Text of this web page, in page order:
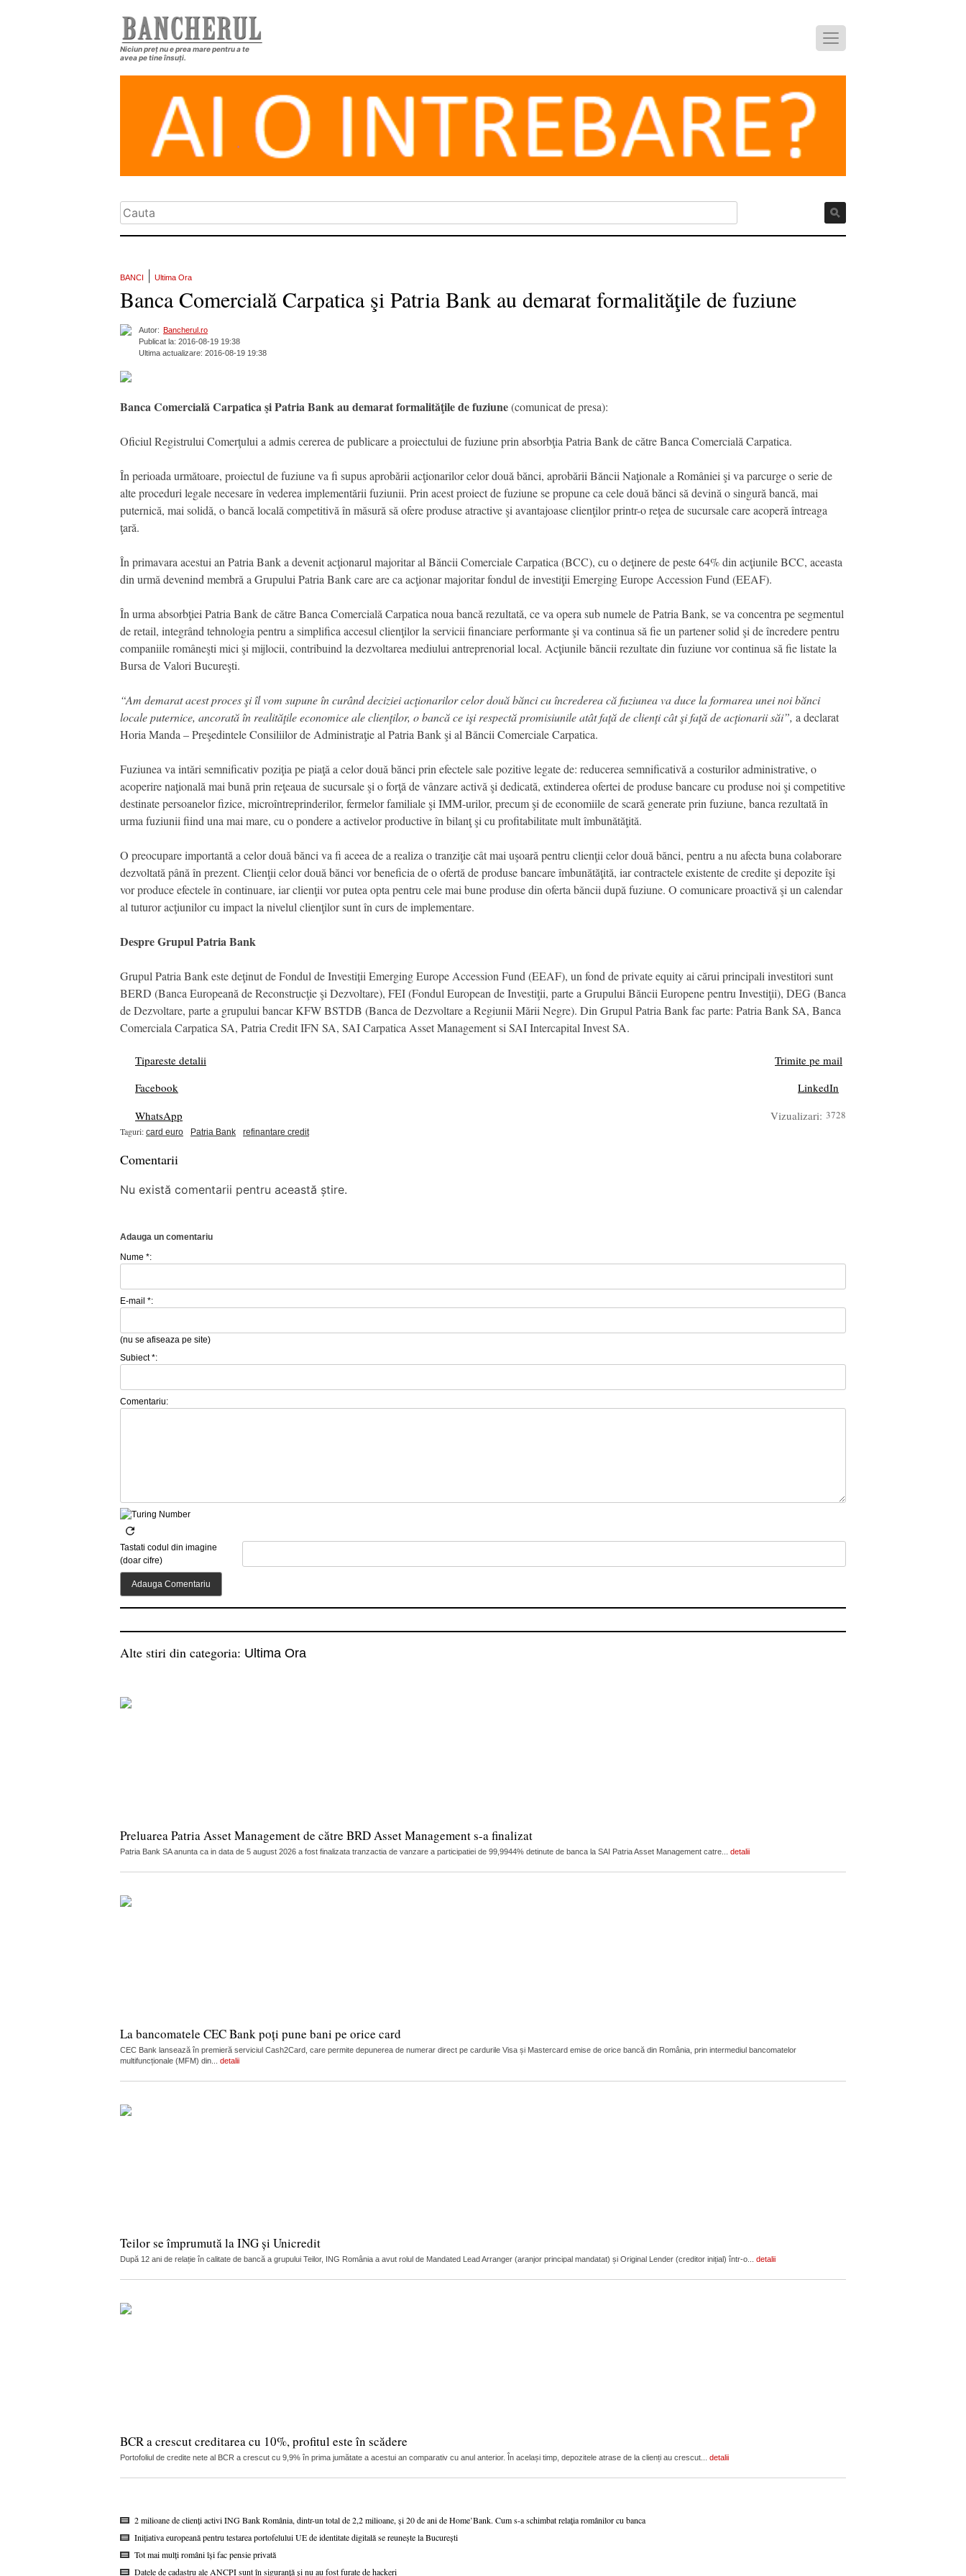
Niciun preț nu e prea mare pentru a te
avea pe tine însuți.
BANCI Ultima Ora
Banca Comercială Carpatica şi Patria Bank au demarat formalităţile de fuziune
Autor:
Bancherul.ro
Publicat la: 2016-08-19 19:38
Ultima actualizare: 2016-08-19 19:38
Banca Comercială Carpatica şi Patria Bank au demarat formalităţile de fuziune(comunicat de presa):
Oficiul Registrului Comerţului a admis cererea de publicare a proiectului de fuziune prin absorbţia Patria Bank de către Banca Comercială Carpatica.
În perioada următoare, proiectul de fuziune va fi supus aprobării acţionarilor celor două bănci, aprobării Băncii Naţionale a României şi va parcurge o serie de
alte proceduri legale necesare în vederea implementării fuziunii. Prin acest proiect de fuziune se propune ca cele două bănci să devină o singură bancă, mai
puternică, mai solidă, o bancă locală competitivă în măsură să ofere produse atractive şi avantajoase clienţilor printr-o reţea de sucursale care acoperă întreaga
ţară.
În primavara acestui an Patria Bank a devenit acţionarul majoritar al Băncii Comerciale Carpatica (BCC), cu o deţinere de peste 64% din acţiunile BCC, aceasta
din urmă devenind membră a Grupului Patria Bank care are ca acţionar majoritar fondul de investiţii Emerging Europe Accession Fund (EEAF).
În urma absorbţiei Patria Bank de către Banca Comercială Carpatica noua bancă rezultată, ce va opera sub numele de Patria Bank, se va concentra pe segmentul
de retail, integrând tehnologia pentru a simplifica accesul clienţilor la servicii financiare performante şi va continua să fie un partener solid şi de încredere pentru
companiile româneşti mici şi mijlocii, contribuind la dezvoltarea mediului antreprenorial local. Acţiunile băncii rezultate din fuziune vor continua să fie listate la
Bursa de Valori Bucureşti.
“Am demarat acest proces şi îl vom supune în curând deciziei acţionarilor celor două bănci cu încrederea că fuziunea va duce la formarea unei noi bănci
locale puternice, ancorată în realităţile economice ale clienţilor, o bancă ce işi respectă promisiunile atât faţă de clienţi cât şi faţă de acţionarii săi”, a declarat
Horia Manda – Preşedintele Consiliilor de Administraţie al Patria Bank şi al Băncii Comerciale Carpatica.
Fuziunea va intări semnificativ poziţia pe piaţă a celor două bănci prin efectele sale pozitive legate de: reducerea semnificativă a costurilor administrative, o
acoperire naţională mai bună prin reţeaua de sucursale şi o forţă de vânzare activă şi dedicată, extinderea ofertei de produse bancare cu produse noi şi competitive
destinate persoanelor fizice, microîntreprinderilor, fermelor familiale şi IMM-urilor, precum şi de economiile de scară generate prin fuziune, banca rezultată în
urma fuziunii fiind una mai mare, cu o pondere a activelor productive în bilanţ şi cu profitabilitate mult îmbunătăţită.
O preocupare importantă a celor două bănci va fi aceea de a realiza o tranziţie cât mai uşoară pentru clienţii celor două bănci, pentru a nu afecta buna colaborare
dezvoltată până în prezent. Clienţii celor două bănci vor beneficia de o ofertă de produse bancare îmbunătăţită, iar contractele existente de credite şi depozite îşi
vor produce efectele în continuare, iar clienţii vor putea opta pentru cele mai bune produse din oferta băncii după fuziune. O comunicare proactivă şi un calendar
al tuturor acţiunilor cu impact la nivelul clienţilor sunt în curs de implementare.
Despre Grupul Patria Bank
Grupul Patria Bank este deţinut de Fondul de Investiții Emerging Europe Accession Fund (EEAF), un fond de private equity ai cărui principali investitori sunt
BERD (Banca Europeană de Reconstrucţie şi Dezvoltare), FEI (Fondul European de Investiţii, parte a Grupului Băncii Europene pentru Investiţii), DEG (Banca
de Dezvoltare, parte a grupului bancar KFW BSTDB (Banca de Dezvoltare a Regiunii Mării Negre). Din Grupul Patria Bank fac parte: Patria Bank SA, Banca
Comerciala Carpatica SA, Patria Credit IFN SA, SAI Carpatica Asset Management si SAI Intercapital Invest SA.
Tipareste detalii
Trimite pe mail
Facebook
LinkedIn
WhatsApp
Vizualizari: 3728
Taguri: card euro Patria Bank refinantare credit
Comentarii
Nu există comentarii pentru această știre.
Adauga un comentariu
Nume *:
E-mail *:
(nu se afiseaza pe site)
Subiect *:
Comentariu:
Tastati codul din imagine
(doar cifre)
Alte stiri din categoria: Ultima Ora
Preluarea Patria Asset Management de către BRD Asset Management s-a finalizat
Patria Bank SA anunta ca in data de 5 august 2026 a fost finalizata tranzactia de vanzare a participatiei de 99,9944% detinute de banca la SAI Patria Asset Management catre... detalii
La bancomatele CEC Bank poți pune bani pe orice card
CEC Bank lansează în premieră serviciul Cash2Card, care permite depunerea de numerar direct pe cardurile Visa și Mastercard emise de orice bancă din România, prin intermediul bancomatelor
multifuncționale (MFM) din... detalii
Teilor se împrumută la ING și Unicredit
După 12 ani de relație în calitate de bancă a grupului Teilor, ING România a avut rolul de Mandated Lead Arranger (aranjor principal mandatat) și Original Lender (creditor inițial) într-o... detalii
BCR a crescut creditarea cu 10%, profitul este în scădere
Portofoliul de credite nete al BCR a crescut cu 9,9% în prima jumătate a acestui an comparativ cu anul anterior. În același timp, depozitele atrase de la clienți au crescut... detalii
2 milioane de clienți activi ING Bank România, dintr-un total de 2,2 milioane, și 20 de ani de Home’Bank. Cum s-a schimbat relația românilor cu banca
Inițiativa europeană pentru testarea portofelului UE de identitate digitală se reunește la București
Tot mai mulți români își fac pensie privată
Datele de cadastru ale ANCPI sunt în siguranță și nu au fost furate de hackeri